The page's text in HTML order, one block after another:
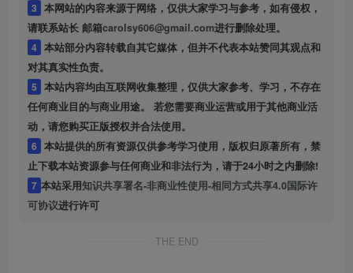
3 本网站的内容来源于网络，仅供大家学习与参考，如有侵权，
请联系站长 邮箱carolsy606@gmail.com进行删除处理。
4 本站部分内容转载自其它媒体，但并不代表本站赞同其观点和
对其真实性负责。
5
任何商业目的与商业用途。 若您需要商业运营或用于其他商业活
动，请您购买正版授权并合法使用。
6 本站提供的所有资源仅供参考学习使用，版权归原著所有，禁
止下载本站资源参与任何商业和非法行为，请于24小时之内删除!
7 本站采用知识共享署名-非商业性使用-相同方式共享4.0国际许
可协议进行许可
THE END